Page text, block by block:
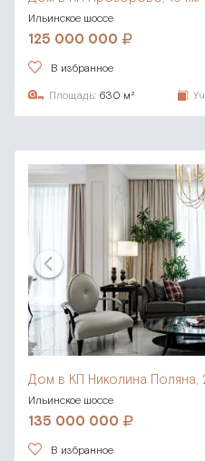
Ильинское шоссе
125 000 000
В избранное
Площадь: 630 м²
Дом в КП Николина Поляна,
Ильинское шоссе
135 000 000
В избранное